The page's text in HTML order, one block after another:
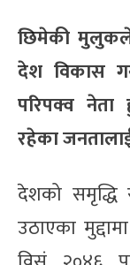
छिमेकी मुलुकले
देश विकास
परिपक्व नेता
रहेका
देशको समृद्धि
उठाएका